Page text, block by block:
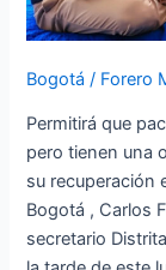
Bogotá / Forero
Permitirá que
pero tienen una
su recuperación
Bogotá , Carlos
secretario
Bienestar
en
el
de
Bogotá